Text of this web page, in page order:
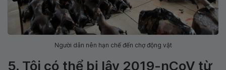
Người dân nên hạn chế đến chợ động vật
5. Tôi có thể bị lây 2019-nCoV từ